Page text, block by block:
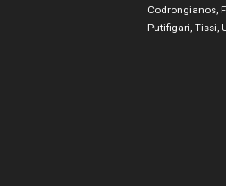
Codrongianos,
Putifigari, Tissi,